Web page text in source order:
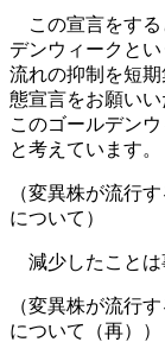
この宣言をする
デンウィークと
流れの抑制を短
態宣言をお願い
このゴールデン
と考えています。
（変異株が流行
について）
減少したことは
（変異株が流行
について（再））